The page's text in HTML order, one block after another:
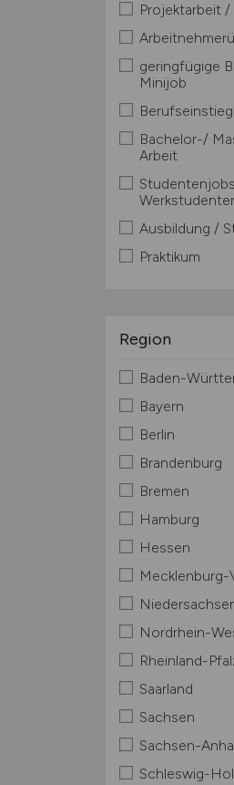
Projektarbeit /
geringfügige
Minijob
Bachelor-/
Arbeit
Ausbildung /
Praktikum
Region
Baden-
Bayern
Berlin
Brandenburg
Bremen
Hamburg
Hessen
Mecklenburg-
Nordrhein-
Rheinland-
Saarland
Sachsen
Sachsen-
Schleswig-